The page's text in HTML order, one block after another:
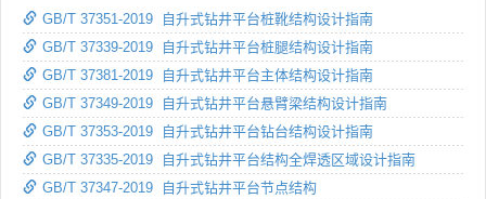
GB/T 37351-2019 自升式钻井平台桩靴结构设计指南
GB/T 37339-2019 自升式钻井平台桩腿结构设计指南
GB/T 37381-2019 自升式钻井平台主体结构设计指南
GB/T 37349-2019 自升式钻井平台悬臂梁结构设计指南
GB/T 37353-2019 自升式钻井平台钻台结构设计指南
GB/T 37335-2019 自升式钻井平台结构全焊透区域设计指南
GB/T 37347-2019 自升式钻井平台节点结构